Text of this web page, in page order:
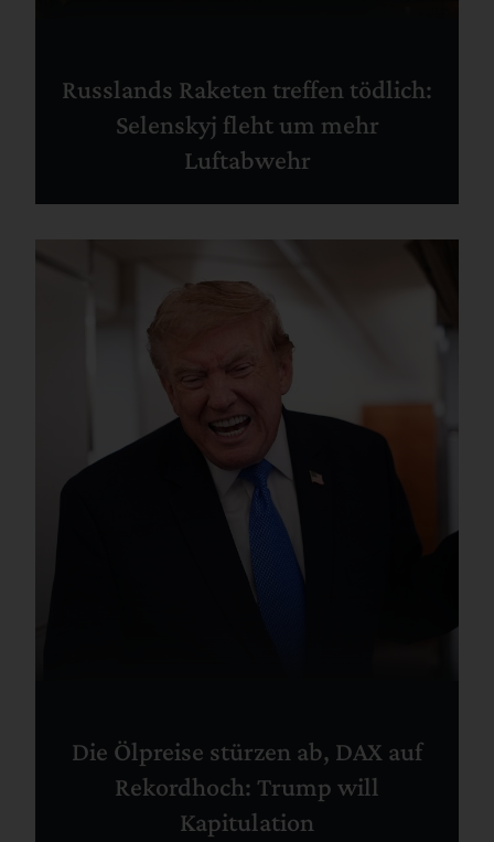
Russlands Raketen treffen tödlich:
Selenskyj fleht um mehr
Luftabwehr
Die Ölpreise stürzen ab, DAX auf
Rekordhoch: Trump will
Kapitulation